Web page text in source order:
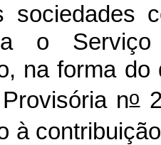
o
na forma
no
à